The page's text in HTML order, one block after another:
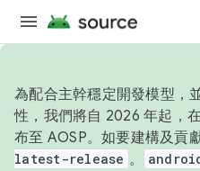
為配合主幹穩定開發模型，
性，我們將自 2026 年起，
布至 AOSP。如要建構及貢
latest-release 。